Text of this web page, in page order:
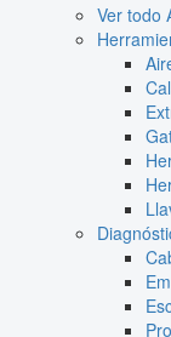
Ver todo